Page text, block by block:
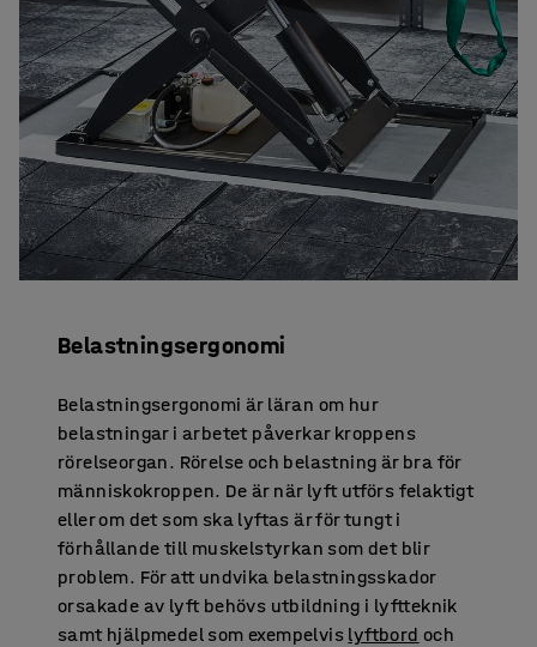
Belastningsergonomi
Belastningsergonomi är läran om hur
belastningar i arbetet påverkar kroppens
rörelseorgan. Rörelse och belastning är bra för
människokroppen. De är när lyft utförs felaktigt
eller om det som ska lyftas är för tungt i
förhållande till muskelstyrkan som det blir
problem. För att undvika belastningsskador
orsakade av lyft behövs utbildning i lyftteknik
samt hjälpmedel som exempelvis lyftbord och